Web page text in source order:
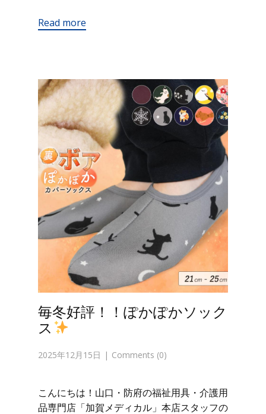
Read more
毎冬好評！！ぽかぽかソック
ス
2025年12月15日 Comments (0)
こんにちは！山口・防府の福祉用具・介護用
品専門店「加賀メディカル」本店スタッフの